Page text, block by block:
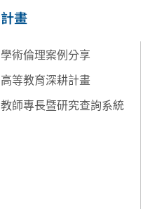
計畫
學術倫理案例分享
高等教育深耕計畫
教師專長暨研究查詢系統